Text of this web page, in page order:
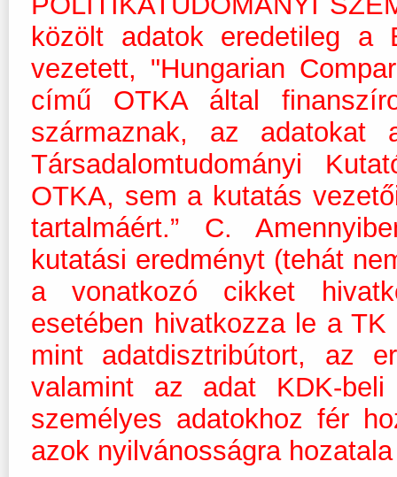
közölt adatok eredetileg
vezetett, "Hungarian
című OTKA által
származnak, az adatokat
Társadalomtudományi
OTKA, sem a kutatás
tartalmáért.” C.
kutatási eredményt (tehát
a vonatkozó cikket
esetében hivatkozza le a
mint adatdisztribútort, az
valamint az adat KDK-
személyes adatokhoz fér
azok nyilvánosságra